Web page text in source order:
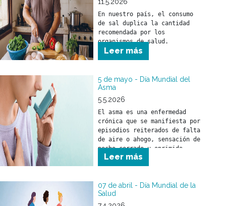
reconocimiento por la tarea
esencial que desarrollan cada
día.
En nuestro país, el consumo
de sal duplica la cantidad
recomendada por los
organismos de salud.
Leer más
5 de mayo - Día Mundial del
Asma
5.5.2026
El asma es una enfermedad
crónica que se manifiesta por
episodios reiterados de falta
de aire o ahogo, sensación de
pecho cerrado u oprimido,
silbidos en el pecho
(sibilancias) o presencia de
obstrucción al paso del aire
por la vía respiratoria.
Leer más
07 de abril - Día Mundial de la
Salud